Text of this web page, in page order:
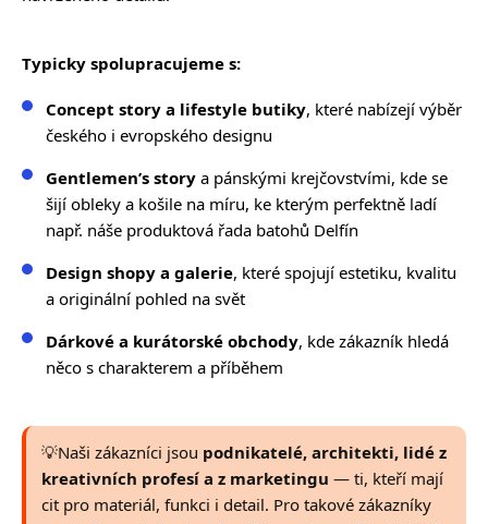
Typicky spolupracujeme s:
Concept story a lifestyle butiky, které nabízejí výběr
českého i evropského designu
Gentlemen’s story a pánskými krejčovstvími, kde se
šijí obleky a košile na míru, ke kterým perfektně ladí
např. náše produktová řada batohů Delfín
Design shopy a galerie, které spojují estetiku, kvalitu
a originální pohled na svět
Dárkové a kurátorské obchody, kde zákazník hledá
něco s charakterem a příběhem
💡Naši zákazníci jsou podnikatelé, architekti, lidé z
kreativních profesí a z marketingu — ti, kteří mají
cit pro materiál, funkci i detail. Pro takové zákazníky